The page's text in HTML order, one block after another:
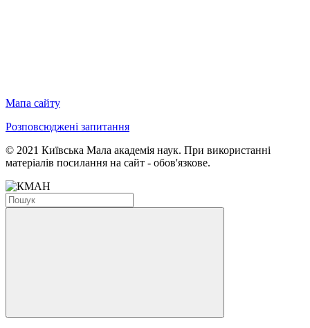
Мапа сайту
Розповсюджені запитання
© 2021 Київська Мала академія наук. При використанні
матеріалів посилання на сайт - обов'язкове.